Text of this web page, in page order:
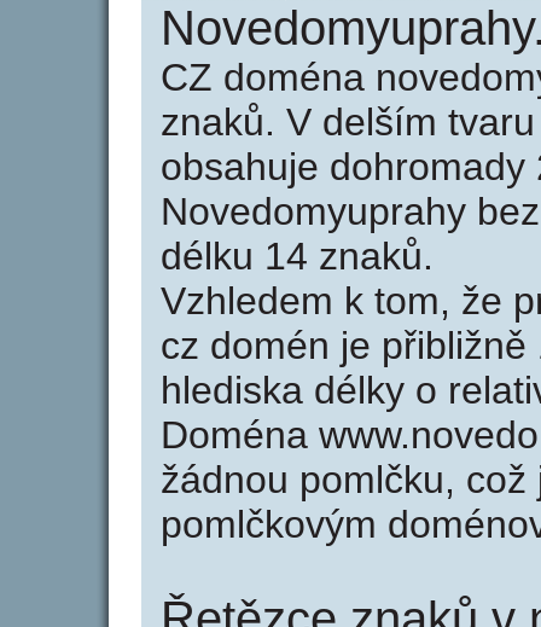
CZ doména
znaků. V delším
obsahuje
Novedomyuprahy
délku 14 znaků.
Vzhledem k tom, že
cz domén je
hlediska délky o
Doména
žádnou pomlčku,
pomlčkovým